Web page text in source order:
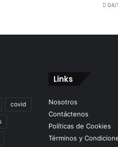
04/
covid
Links
Nosotros
Contáctenos
Políticas de Cookies
Términos y